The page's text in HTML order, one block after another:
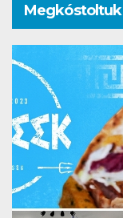
Megkóstoltuk